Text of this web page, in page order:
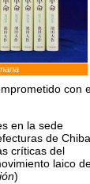
con
en la sede
de Chiba,
críticas del
laico
)